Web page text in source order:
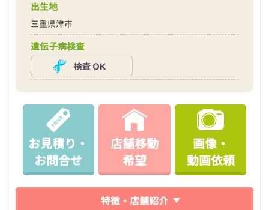
出生地
三重県津市
遺伝子病検査
お見積り・
お問合せ
店舗移動
希望
画像・
動画依頼
特徴・店舗紹介